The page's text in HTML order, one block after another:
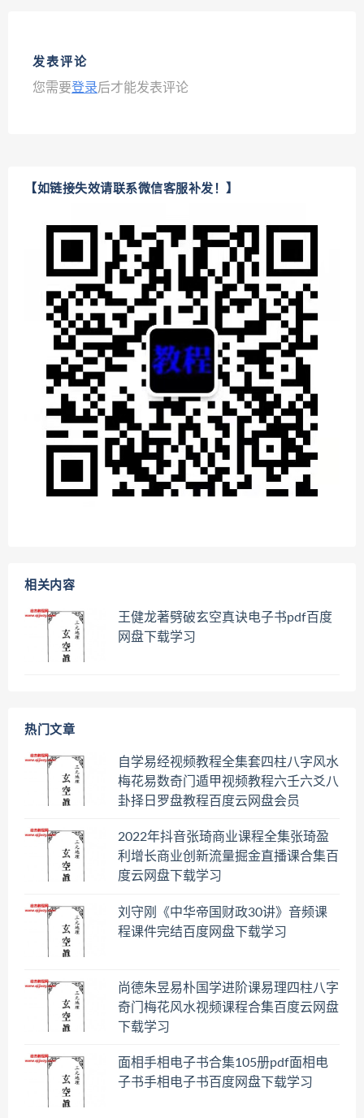
发表评论
您需要登录后才能发表评论
【如链接失效请联系微信客服补发！】
相关内容
王健龙著劈破玄空真诀电子书pdf百度
网盘下载学习
热门文章
自学易经视频教程全集套四柱八字风水
梅花易数奇门遁甲视频教程六壬六爻八
卦择日罗盘教程百度云网盘会员
2022年抖音张琦商业课程全集张琦盈
利增长商业创新流量掘金直播课合集百
度云网盘下载学习
刘守刚《中华帝国财政30讲》音频课
程课件完结百度网盘下载学习
尚德朱昱易朴国学进阶课易理四柱八字
奇门梅花风水视频课程合集百度云网盘
下载学习
面相手相电子书合集105册pdf面相电
子书手相电子书百度网盘下载学习